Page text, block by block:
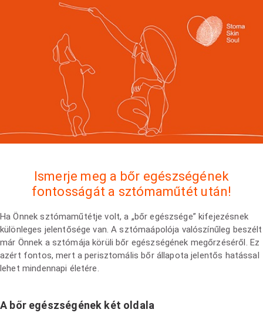
Ismerje meg a bőr egészségének
fontosságát a sztómaműtét után!
Ha Önnek sztómaműtétje volt, a „bőr egészsége” kifejezésnek
különleges jelentősége van. A sztómaápolója valószínűleg beszélt
már Önnek a sztómája körüli bőr egészségének megőrzéséről. Ez
azért fontos, mert a perisztomális bőr állapota jelentős hatással
lehet mindennapi életére.
A bőr egészségének két oldala